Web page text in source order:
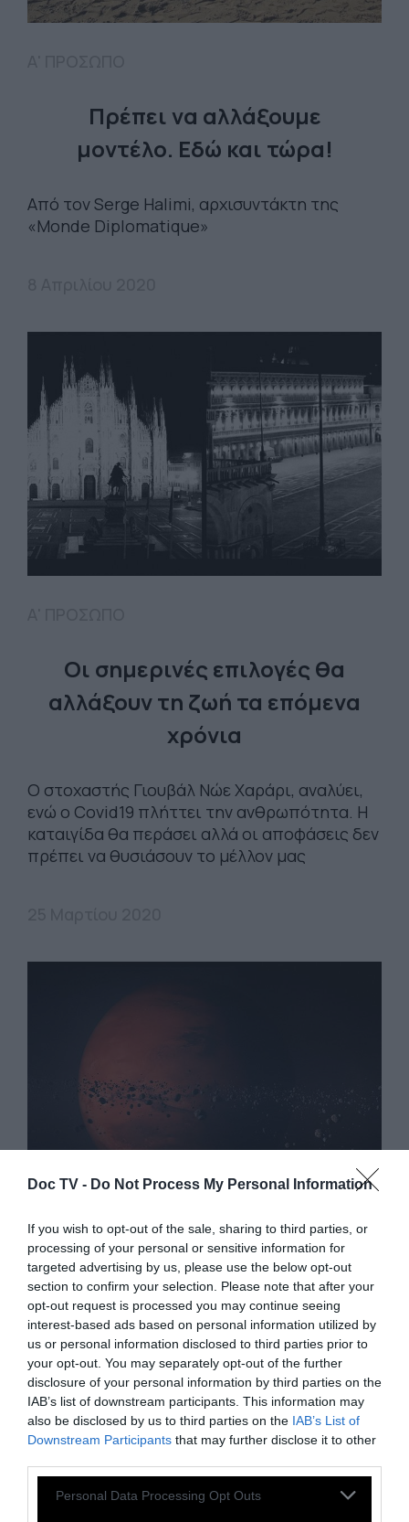
Doc TV - Do Not Process My Personal Information
If you wish to opt-out of the sale, sharing to third parties, or
processing of your personal or sensitive information for
targeted advertising by us, please use the below opt-out
section to confirm your selection. Please note that after your
opt-out request is processed you may continue seeing
interest-based ads based on personal information utilized by
us or personal information disclosed to third parties prior to
your opt-out. You may separately opt-out of the further
disclosure of your personal information by third parties on the
IAB’s list of downstream participants. This information may
also be disclosed by us to third parties on the IAB’s List of
Downstream Participants that may further disclose it to other
Personal Data Processing Opt Outs
Πρέπει να αλλάξουμε
μοντέλο. Εδώ και τώρα!
Από τον Serge Halimi, αρχισυντάκτη της
«Monde Diplomatique»
Οι σημερινές επιλογές θα
αλλάξουν τη ζωή τα επόμενα
χρόνια
Ο στοχαστής Γιουβάλ Νώε Χαράρι, αναλύει,
ενώ ο Covid19 πλήττει την ανθρωπότητα. Η
καταιγίδα θα περάσει αλλά οι αποφάσεις δεν
πρέπει να θυσιάσουν το μέλλον μας
VIDEO
PLAYER: Ένα ταξίδι από τώρα
μέχρι το τέλος του κόσμου
Τι πιστεύουν οι επιστήμονες: Πως θα
μοιάζει το μέλλον από τώρα μέχρι ένα τρις
χρόνια στο μέλλον;
28 Ιανουαρίου 2020